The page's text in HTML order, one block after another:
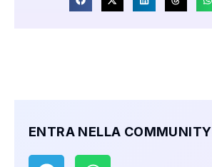
ENTRA NELLA COMMUNITY